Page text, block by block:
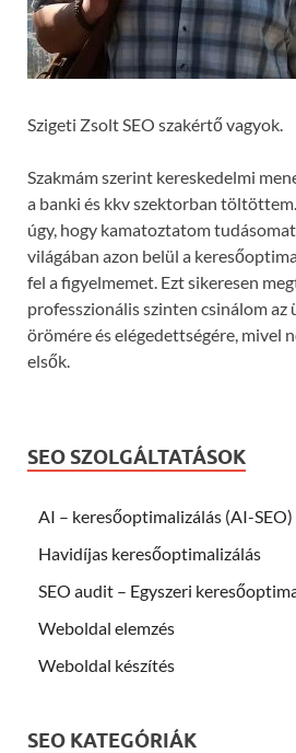
Szigeti Zsolt SEO szakértő vagyok.
Szakmám szerint kereskedelmi
a banki és kkv szektorban
úgy, hogy kamatoztatom
világában azon belül a
fel a figyelmemet. Ezt sikeresen
professzionális szinten csinálom az
örömére és elégedettségére, mivel
elsők.
SEO SZOLGÁLTATÁSOK
AI – keresőoptimalizálás (AI-SEO)
Havidíjas keresőoptimalizálás
SEO audit – Egyszeri
Weboldal elemzés
Weboldal készítés
SEO KATEGÓRIÁK